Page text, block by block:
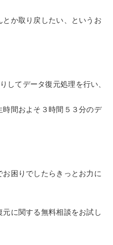
か取り戻したい、というお
てデータ復元処理を行い、
時間およそ３時間５３分のデ
困りでしたらきっとお力に
に関する無料相談をお試し